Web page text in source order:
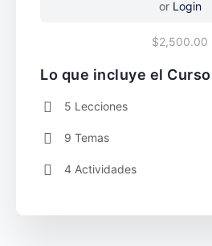
or Login
$2,500.00
Lo que incluye el Curso
5 Lecciones
9 Temas
4 Actividades